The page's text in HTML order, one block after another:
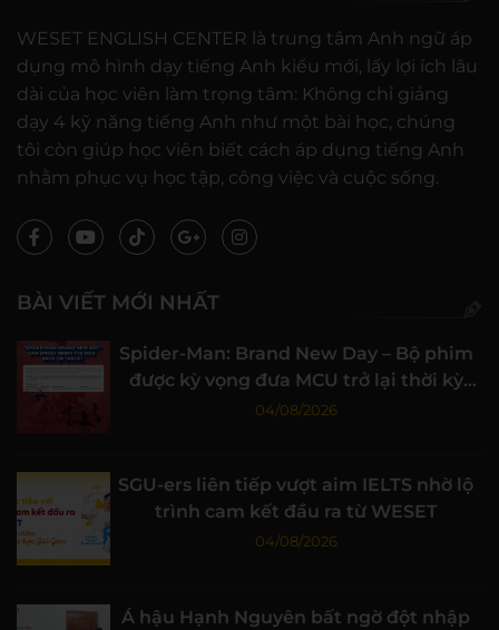
WESET ENGLISH CENTER là trung tâm Anh ngữ áp
dụng mô hình dạy tiếng Anh kiểu mới, lấy lợi ích lâu
dài của học viên làm trọng tâm: Không chỉ giảng
dạy 4 kỹ năng tiếng Anh như một bài học, chúng
tôi còn giúp học viên biết cách áp dụng tiếng Anh
nhằm phục vụ học tập, công việc và cuộc sống.
BÀI VIẾT MỚI NHẤT
Spider-Man: Brand New Day – Bộ phim
được kỳ vọng đưa MCU trở lại thời kỳ
đỉnh cao
04/08/2026
SGU-ers liên tiếp vượt aim IELTS nhờ lộ
trình cam kết đầu ra từ WESET
04/08/2026
Á hậu Hạnh Nguyên bất ngờ đột nhập